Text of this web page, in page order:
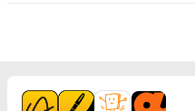
は、五年前に最愛の妻